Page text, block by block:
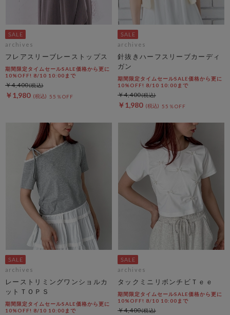
archives
フレアスリーブレーストップス
期間限定タイムセールSALE価格から更に
10%OFF! 8/10 10:00まで
￥1,980 55％OFF
￥4,400
archives
針抜きハーフスリーブカーディ
ガン
期間限定タイムセールSALE価格から更に
10%OFF! 8/10 10:00まで
￥1,980 55％OFF
￥4,400
archives
レーストリミングワンショルカ
ットＴＯＰＳ
期間限定タイムセールSALE価格から更に
10%OFF! 8/10 10:00まで
archives
タックミニリボンチビＴｅｅ
期間限定タイムセールSALE価格から更に
10%OFF! 8/10 10:00まで
￥4,400